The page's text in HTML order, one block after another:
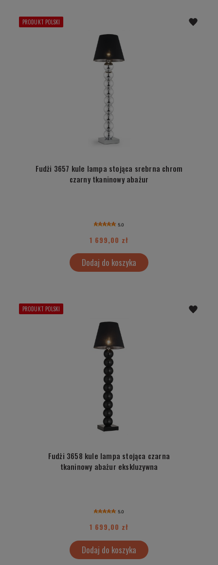
Fudżi 3657 kule lampa stojąca srebrna chrom
czarny tkaninowy abażur
5.0
1 699,00 zł
Dodaj do koszyka
PRODUKT POLSKI
Fudżi 3658 kule lampa stojąca czarna
tkaninowy abażur ekskluzywna
5.0
1 699,00 zł
Dodaj do koszyka
PRODUKT POLSKI